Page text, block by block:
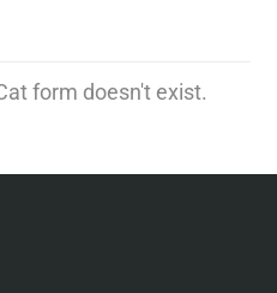
form doesn't exist.